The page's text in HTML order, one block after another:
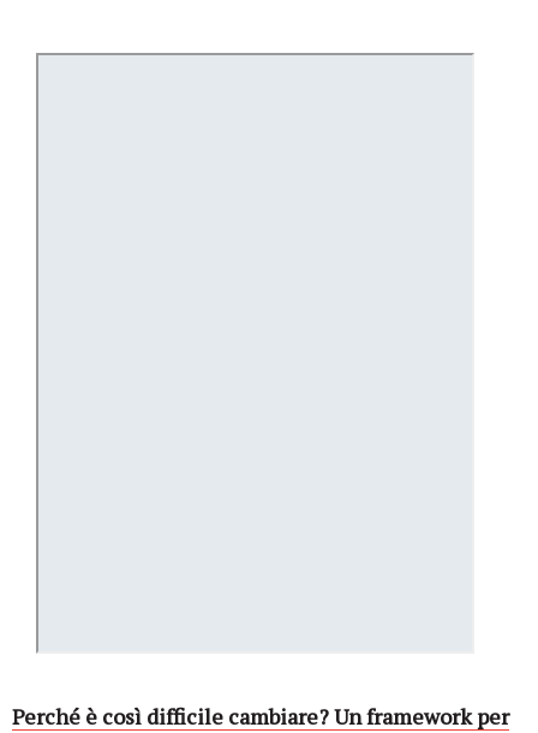
Perché è così difficile cambiare? Un framework per